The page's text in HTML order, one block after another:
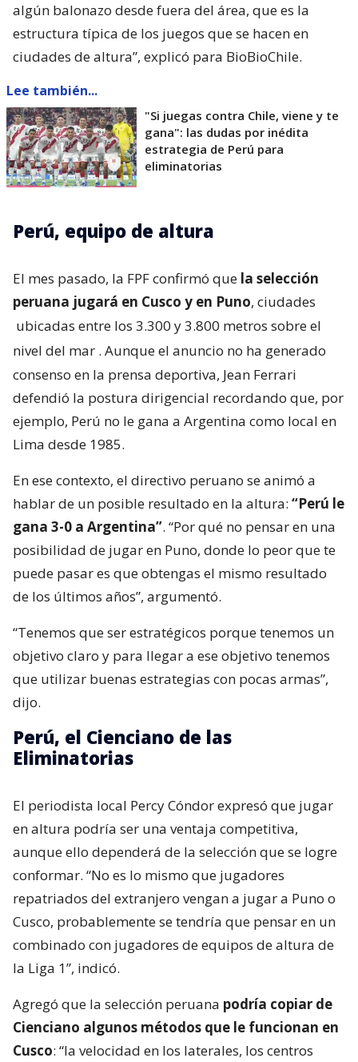
algún balonazo desde fuera del área, que es la
estructura típica de los juegos que se hacen en
ciudades de altura”, explicó para BioBioChile.
Lee también...
"Si juegas contra Chile, viene y te
gana": las dudas por inédita
estrategia de Perú para
eliminatorias
Perú, equipo de altura
El mes pasado, la FPF confirmó que la selección
peruana jugará en Cusco y en Puno, ciudades
ubicadas entre los 3.300 y 3.800 metros sobre el
nivel del mar . Aunque el anuncio no ha generado
consenso en la prensa deportiva, Jean Ferrari
defendió la postura dirigencial recordando que, por
ejemplo, Perú no le gana a Argentina como local en
Lima desde 1985.
En ese contexto, el directivo peruano se animó a
hablar de un posible resultado en la altura: “Perú le
gana 3-0 a Argentina”. “Por qué no pensar en una
posibilidad de jugar en Puno, donde lo peor que te
puede pasar es que obtengas el mismo resultado
de los últimos años”, argumentó.
“Tenemos que ser estratégicos porque tenemos un
objetivo claro y para llegar a ese objetivo tenemos
que utilizar buenas estrategias con pocas armas”,
dijo.
Perú, el Cienciano de las
Eliminatorias
El periodista local Percy Cóndor expresó que jugar
en altura podría ser una ventaja competitiva,
aunque ello dependerá de la selección que se logre
conformar. “No es lo mismo que jugadores
repatriados del extranjero vengan a jugar a Puno o
Cusco, probablemente se tendría que pensar en un
combinado con jugadores de equipos de altura de
la Liga 1”, indicó.
Agregó que la selección peruana podría copiar de
Cienciano algunos métodos que le funcionan en
Cusco: “la velocidad en los laterales, los centros